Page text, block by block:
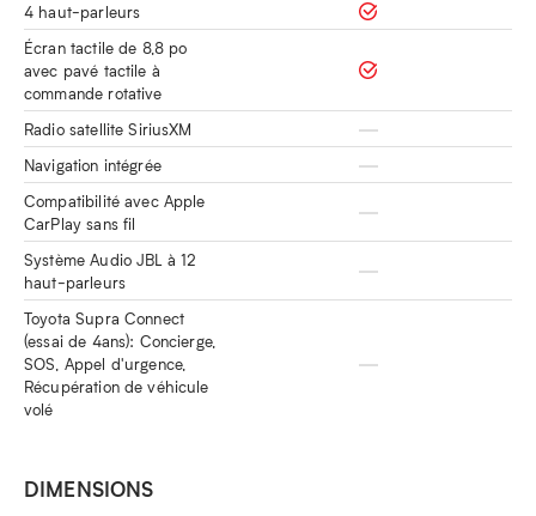
4 haut-parleurs
Écran tactile de 8,8 po
avec pavé tactile à
commande rotative
Radio satellite SiriusXM
Navigation intégrée
Compatibilité avec Apple
CarPlay sans fil
Système Audio JBL à 12
haut-parleurs
Toyota Supra Connect
(essai de 4ans): Concierge,
SOS, Appel d'urgence,
Récupération de véhicule
volé
DIMENSIONS